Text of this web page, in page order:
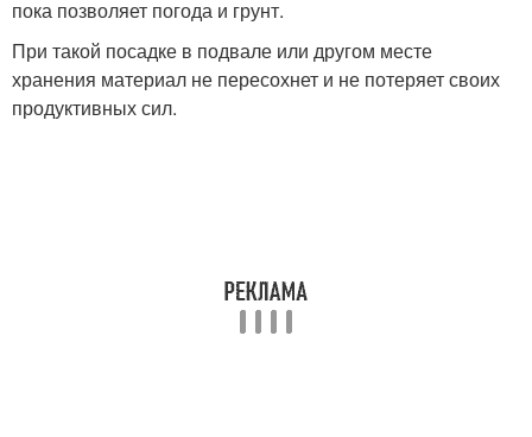
пока позволяет погода и грунт.
При такой посадке в подвале или другом месте
хранения материал не пересохнет и не потеряет своих
продуктивных сил.